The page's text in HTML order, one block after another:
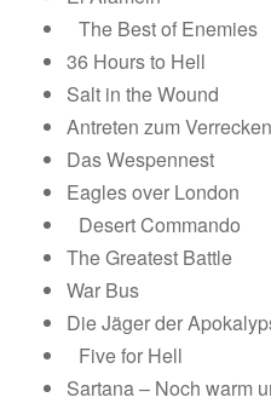
The Best of Enemies
36 Hours to Hell
Salt in the Wound
Antreten zum Verrecken
Das Wespennest
Eagles over London
Desert Commando
The Greatest Battle
War Bus
Die Jäger der
Five for Hell
Sartana – Noch warm